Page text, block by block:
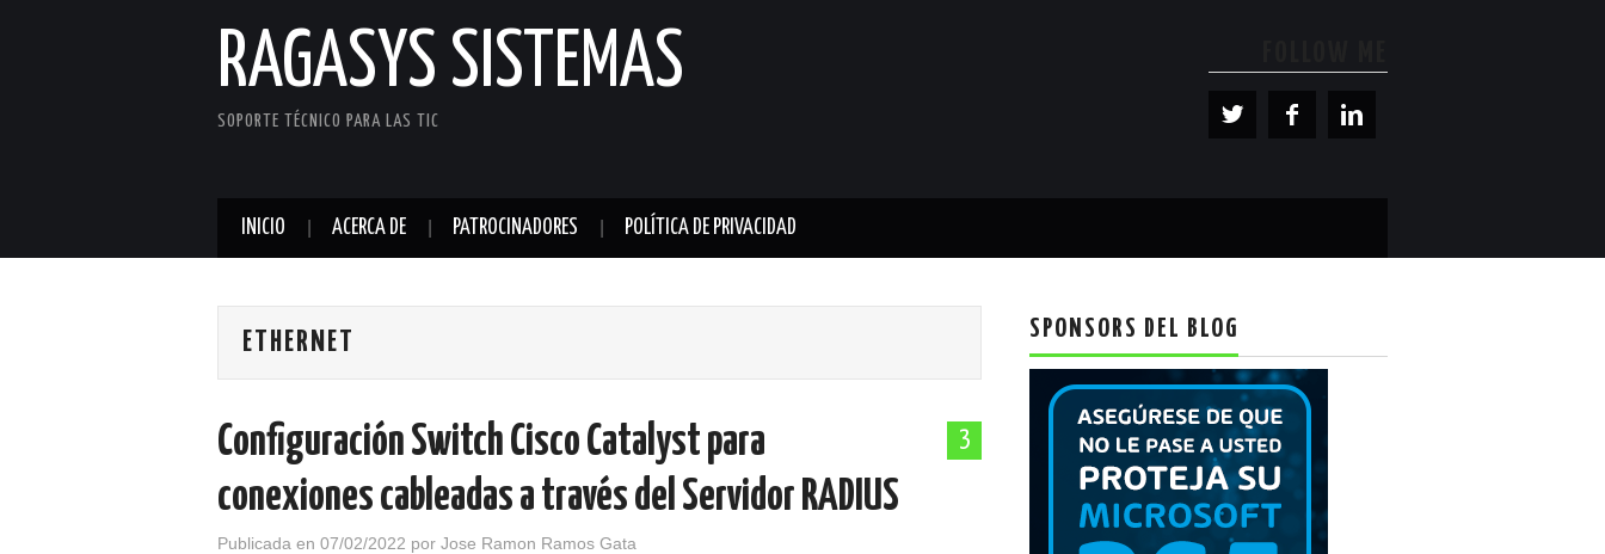
RAGASYS SISTEMAS
SOPORTE TÉCNICO PARA LAS TIC
INICIO ACERCA DE PATROCINADORES POLÍTICA DE PRIVACIDAD
ETHERNET
3
Configuración Switch Cisco Catalyst para
conexiones cableadas a través del Servidor RADIUS
Publicada en 07/02/2022 por Jose Ramon Ramos Gata
SPONSORS DEL BLOG